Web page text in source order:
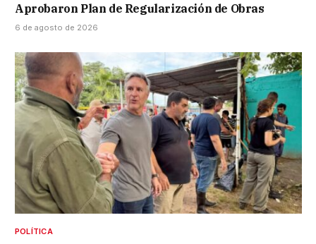
Aprobaron Plan de Regularización de Obras
6 de agosto de 2026
POLÍTICA